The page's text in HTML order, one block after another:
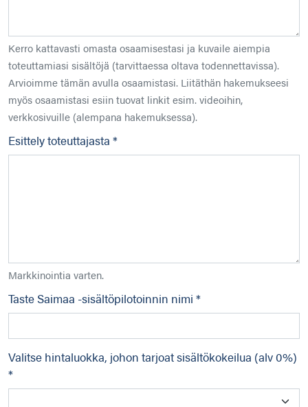
Kerro kattavasti omasta osaamisestasi ja kuvaile aiempia
toteuttamiasi sisältöjä (tarvittaessa oltava todennettavissa).
Arvioimme tämän avulla osaamistasi. Liitäthän hakemukseesi
myös osaamistasi esiin tuovat linkit esim. videoihin,
verkkosivuille (alempana hakemuksessa).
Esittely toteuttajasta *
Markkinointia varten.
Taste Saimaa -sisältöpilotoinnin nimi *
Valitse hintaluokka, johon tarjoat sisältökokeilua (alv 0%)
*